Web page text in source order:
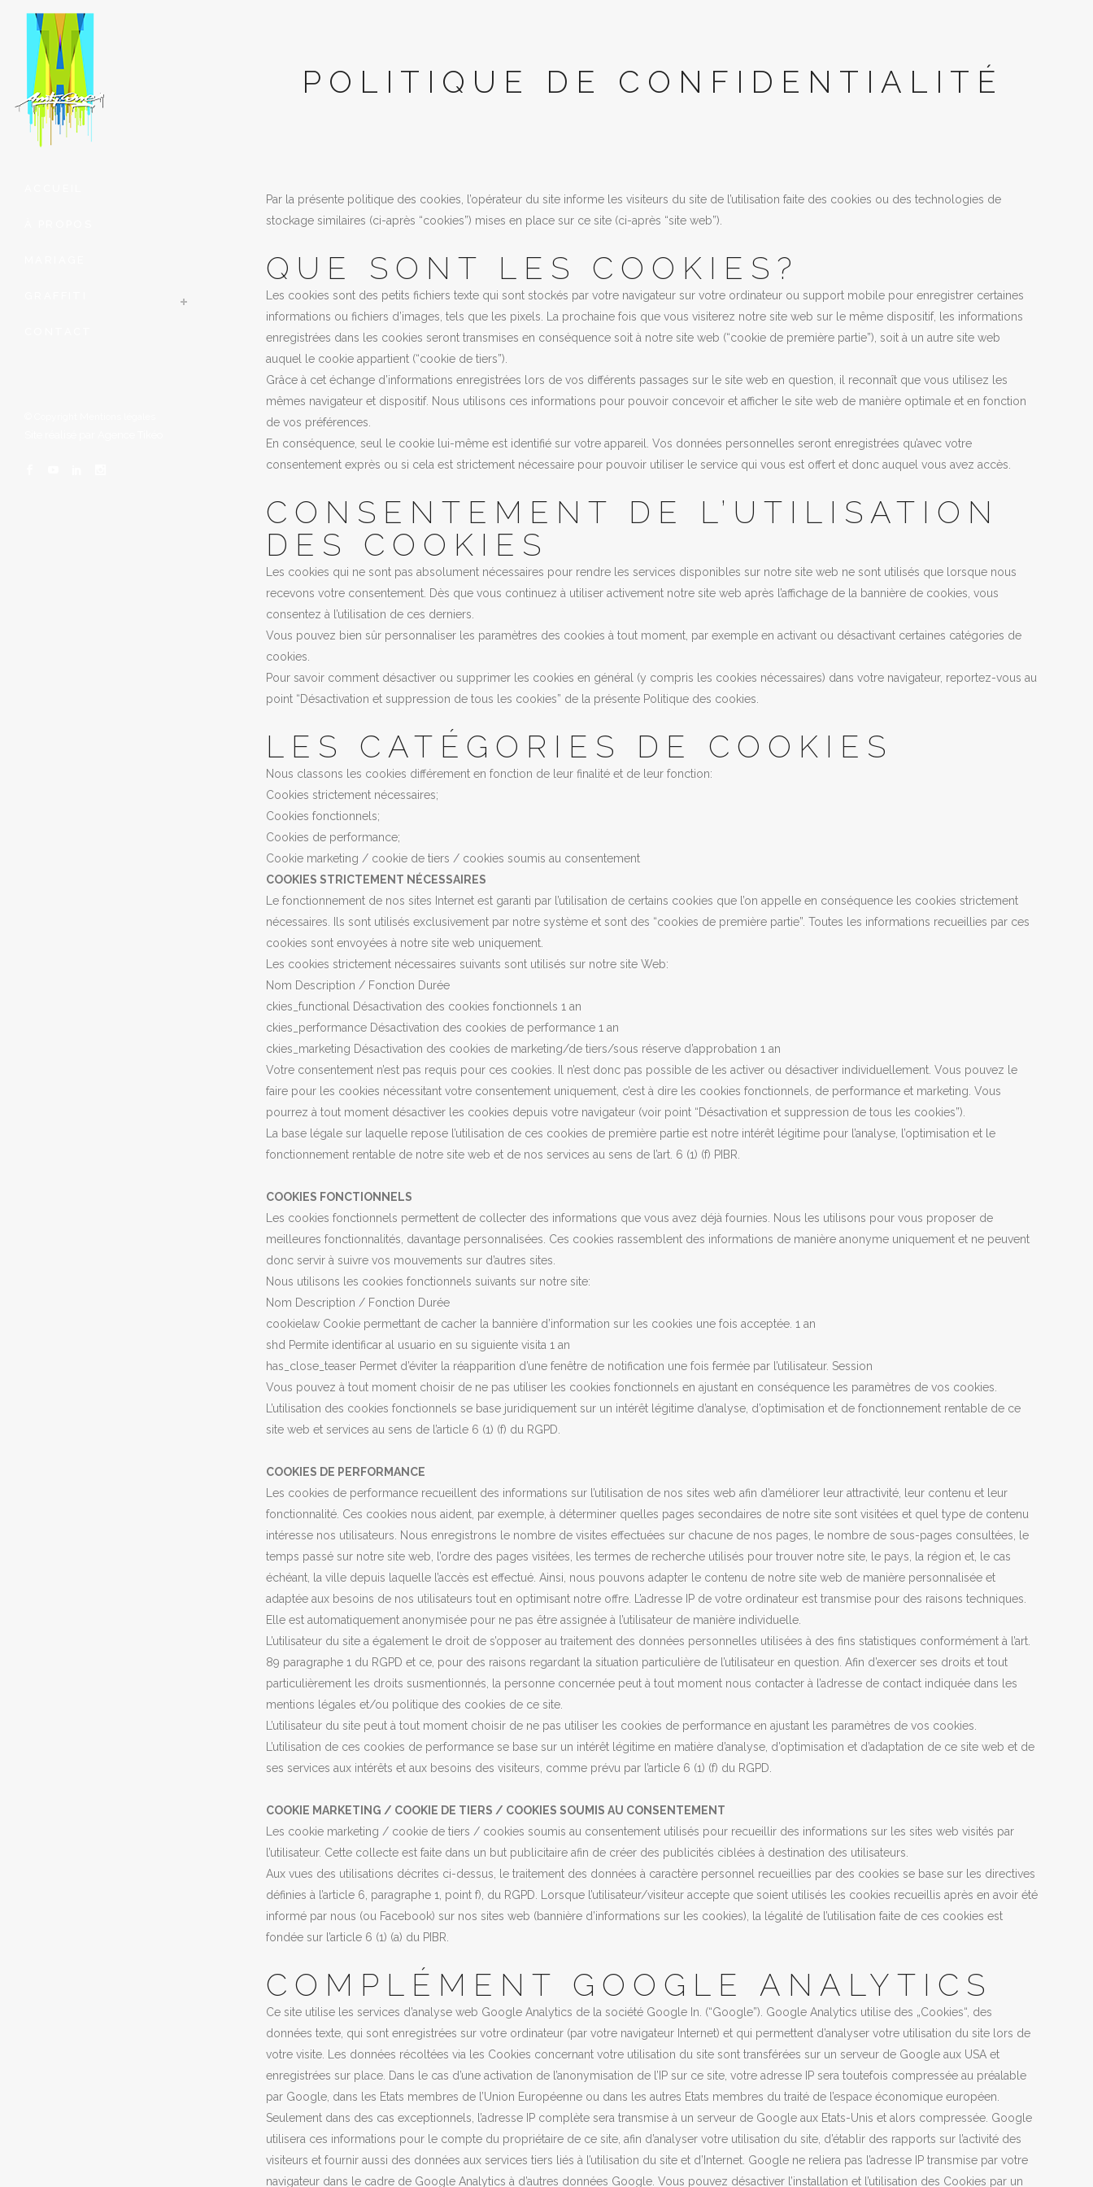
POLITIQUE DE CONFIDENTIALITÉ
Par la présente politique des cookies, l’opérateur du site informe les visiteurs du site de l’utilisation faite des cookies ou des technologies de
stockage similaires (ci-après “cookies”) mises en place sur ce site (ci-après “site web”).
QUE SONT LES COOKIES?
Les cookies sont des petits fichiers texte qui sont stockés par votre navigateur sur votre ordinateur ou support mobile pour enregistrer certaines
informations ou fichiers d’images, tels que les pixels. La prochaine fois que vous visiterez notre site web sur le même dispositif, les informations
enregistrées dans les cookies seront transmises en conséquence soit à notre site web (“cookie de première partie”), soit à un autre site web
auquel le cookie appartient (“cookie de tiers”).
Grâce à cet échange d’informations enregistrées lors de vos différents passages sur le site web en question, il reconnaît que vous utilisez les
mêmes navigateur et dispositif. Nous utilisons ces informations pour pouvoir concevoir et afficher le site web de manière optimale et en fonction
de vos préférences.
En conséquence, seul le cookie lui-même est identifié sur votre appareil. Vos données personnelles seront enregistrées qu’avec votre
consentement exprès ou si cela est strictement nécessaire pour pouvoir utiliser le service qui vous est offert et donc auquel vous avez accès.
CONSENTEMENT DE L’UTILISATION
DES COOKIES
Les cookies qui ne sont pas absolument nécessaires pour rendre les services disponibles sur notre site web ne sont utilisés que lorsque nous
recevons votre consentement. Dès que vous continuez à utiliser activement notre site web après l’affichage de la bannière de cookies, vous
consentez à l’utilisation de ces derniers.
Vous pouvez bien sûr personnaliser les paramètres des cookies à tout moment, par exemple en activant ou désactivant certaines catégories de
cookies.
Pour savoir comment désactiver ou supprimer les cookies en général (y compris les cookies nécessaires) dans votre navigateur, reportez-vous au
point “Désactivation et suppression de tous les cookies” de la présente Politique des cookies.
LES CATÉGORIES DE COOKIES
Nous classons les cookies différement en fonction de leur finalité et de leur fonction:
Cookies strictement nécessaires;
Cookies fonctionnels;
Cookies de performance;
Cookie marketing / cookie de tiers / cookies soumis au consentement
COOKIES STRICTEMENT NÉCESSAIRES
Le fonctionnement de nos sites Internet est garanti par l’utilisation de certains cookies que l’on appelle en conséquence les cookies strictement
nécessaires. Ils sont utilisés exclusivement par notre système et sont des “cookies de première partie”. Toutes les informations recueillies par ces
cookies sont envoyées à notre site web uniquement.
Les cookies strictement nécessaires suivants sont utilisés sur notre site Web:
Nom Description / Fonction Durée
ckies_functional Désactivation des cookies fonctionnels 1 an
ckies_performance Désactivation des cookies de performance 1 an
ckies_marketing Désactivation des cookies de marketing/de tiers/sous réserve d’approbation 1 an
Votre consentement n’est pas requis pour ces cookies. Il n’est donc pas possible de les activer ou désactiver individuellement. Vous pouvez le
faire pour les cookies nécessitant votre consentement uniquement, c’est à dire les cookies fonctionnels, de performance et marketing. Vous
pourrez à tout moment désactiver les cookies depuis votre navigateur (voir point “Désactivation et suppression de tous les cookies”).
La base légale sur laquelle repose l’utilisation de ces cookies de première partie est notre intérêt légitime pour l’analyse, l’optimisation et le
fonctionnement rentable de notre site web et de nos services au sens de l’art. 6 (1) (f) PIBR.
COOKIES FONCTIONNELS
Les cookies fonctionnels permettent de collecter des informations que vous avez déjà fournies. Nous les utilisons pour vous proposer de
meilleures fonctionnalités, davantage personnalisées. Ces cookies rassemblent des informations de manière anonyme uniquement et ne peuvent
donc servir à suivre vos mouvements sur d’autres sites.
Nous utilisons les cookies fonctionnels suivants sur notre site:
Nom Description / Fonction Durée
cookielaw Cookie permettant de cacher la bannière d’information sur les cookies une fois acceptée. 1 an
shd Permite identificar al usuario en su siguiente visita 1 an
has_close_teaser Permet d’éviter la réapparition d’une fenêtre de notification une fois fermée par l’utilisateur. Session
Vous pouvez à tout moment choisir de ne pas utiliser les cookies fonctionnels en ajustant en conséquence les paramètres de vos cookies.
L’utilisation des cookies fonctionnels se base juridiquement sur un intérêt légitime d’analyse, d’optimisation et de fonctionnement rentable de ce
site web et services au sens de l’article 6 (1) (f) du RGPD.
COOKIES DE PERFORMANCE
Les cookies de performance recueillent des informations sur l’utilisation de nos sites web afin d’améliorer leur attractivité, leur contenu et leur
fonctionnalité. Ces cookies nous aident, par exemple, à déterminer quelles pages secondaires de notre site sont visitées et quel type de contenu
intéresse nos utilisateurs. Nous enregistrons le nombre de visites effectuées sur chacune de nos pages, le nombre de sous-pages consultées, le
temps passé sur notre site web, l’ordre des pages visitées, les termes de recherche utilisés pour trouver notre site, le pays, la région et, le cas
échéant, la ville depuis laquelle l’accès est effectué. Ainsi, nous pouvons adapter le contenu de notre site web de manière personnalisée et
adaptée aux besoins de nos utilisateurs tout en optimisant notre offre. L’adresse IP de votre ordinateur est transmise pour des raisons techniques.
Elle est automatiquement anonymisée pour ne pas être assignée à l’utilisateur de manière individuelle.
L’utilisateur du site a également le droit de s’opposer au traitement des données personnelles utilisées à des fins statistiques conformément à l’art.
89 paragraphe 1 du RGPD et ce, pour des raisons regardant la situation particulière de l’utilisateur en question. Afin d’exercer ses droits et tout
particulièrement les droits susmentionnés, la personne concernée peut à tout moment nous contacter à l’adresse de contact indiquée dans les
mentions légales et/ou politique des cookies de ce site.
L’utilisateur du site peut à tout moment choisir de ne pas utiliser les cookies de performance en ajustant les paramètres de vos cookies.
L’utilisation de ces cookies de performance se base sur un intérêt légitime en matière d’analyse, d’optimisation et d’adaptation de ce site web et de
ses services aux intérêts et aux besoins des visiteurs, comme prévu par l’article 6 (1) (f) du RGPD.
COOKIE MARKETING / COOKIE DE TIERS / COOKIES SOUMIS AU CONSENTEMENT
Les cookie marketing / cookie de tiers / cookies soumis au consentement utilisés pour recueillir des informations sur les sites web visités par
l’utilisateur. Cette collecte est faite dans un but publicitaire afin de créer des publicités ciblées à destination des utilisateurs.
Aux vues des utilisations décrites ci-dessus, le traitement des données à caractère personnel recueillies par des cookies se base sur les directives
définies à l’article 6, paragraphe 1, point f), du RGPD. Lorsque l’utilisateur/visiteur accepte que soient utilisés les cookies recueillis après en avoir été
informé par nous (ou Facebook) sur nos sites web (bannière d’informations sur les cookies), la légalité de l’utilisation faite de ces cookies est
fondée sur l’article 6 (1) (a) du PIBR.
COMPLÉMENT GOOGLE ANALYTICS
Ce site utilise les services d’analyse web Google Analytics de la société Google In. (“Google”). Google Analytics utilise des „Cookies“, des
données texte, qui sont enregistrées sur votre ordinateur (par votre navigateur Internet) et qui permettent d’analyser votre utilisation du site lors de
votre visite. Les données récoltées via les Cookies concernant votre utilisation du site sont transférées sur un serveur de Google aux USA et
enregistrées sur place. Dans le cas d’une activation de l’anonymisation de l’IP sur ce site, votre adresse IP sera toutefois compressée au préalable
par Google, dans les Etats membres de l’Union Européenne ou dans les autres Etats membres du traité de l’espace économique européen.
Seulement dans des cas exceptionnels, l’adresse IP complète sera transmise à un serveur de Google aux Etats-Unis et alors compressée. Google
utilisera ces informations pour le compte du propriétaire de ce site, afin d’analyser votre utilisation du site, d’établir des rapports sur l’activité des
visiteurs et fournir aussi des données aux services tiers liés à l’utilisation du site et d’Internet. Google ne reliera pas l’adresse IP transmise par votre
navigateur dans le cadre de Google Analytics à d’autres données Google. Vous pouvez désactiver l’installation et l’utilisation des Cookies par un